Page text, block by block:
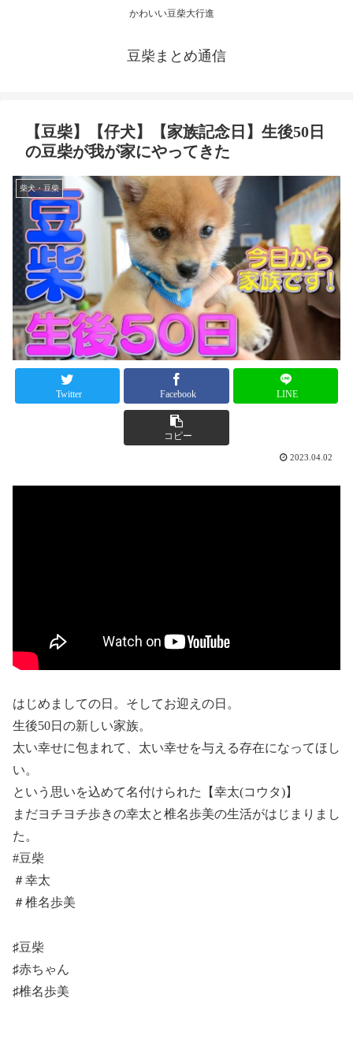
かわいい豆柴大行進
豆柴まとめ通信
【豆柴】【仔犬】【家族記念日】生後50日
の豆柴が我が家にやってきた
柴犬・豆柴
Twitter Facebook LINE
コピー
2023.04.02
はじめましての日。そしてお迎えの日。
生後50日の新しい家族。
太い幸せに包まれて、太い幸せを与える存在になってほし
い。
という思いを込めて名付けられた【幸太(コウタ)】
まだヨチヨチ歩きの幸太と椎名歩美の生活がはじまりまし
た。
#豆柴
＃幸太
＃椎名歩美
♯豆柴
♯赤ちゃん
♯椎名歩美